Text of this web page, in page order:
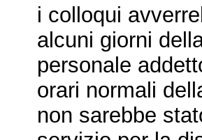
i colloqui
alcuni giorni
personale
orari normali
non sarebbe